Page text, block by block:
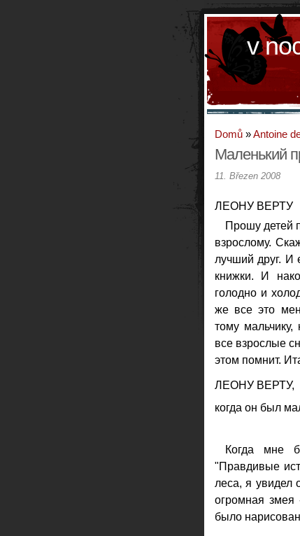
v
Domů »Antoine
Маленький
11. Březen 2008
ЛЕОНУ ВЕРТУ
Прошу детей
взрослому.
лучший друг. И
книжки. И
голодно и
же все это
тому
все взрослые
этом помнит.
ЛЕОНУ ВЕРТУ,
когда он был
Когда мне
"Правдивые
леса, я увидел
огромная змея
было